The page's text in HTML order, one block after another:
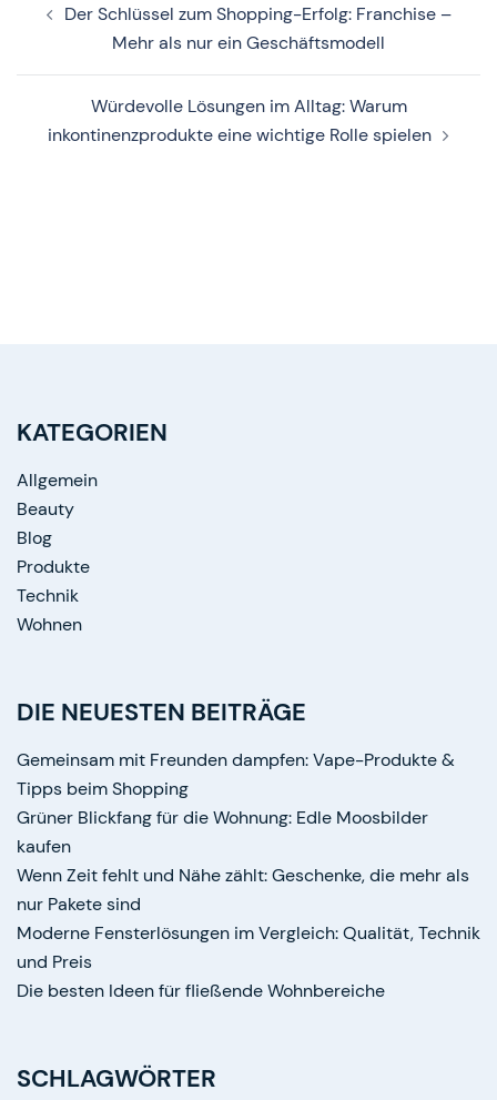
Der Schlüssel zum Shopping-Erfolg: Franchise –
Mehr als nur ein Geschäftsmodell
Würdevolle Lösungen im Alltag: Warum
inkontinenzprodukte eine wichtige Rolle spielen
KATEGORIEN
Allgemein
Beauty
Blog
Produkte
Technik
Wohnen
DIE NEUESTEN BEITRÄGE
Gemeinsam mit Freunden dampfen: Vape-Produkte &
Tipps beim Shopping
Grüner Blickfang für die Wohnung: Edle Moosbilder
kaufen
Wenn Zeit fehlt und Nähe zählt: Geschenke, die mehr als
nur Pakete sind
Moderne Fensterlösungen im Vergleich: Qualität, Technik
und Preis
Die besten Ideen für fließende Wohnbereiche
SCHLAGWÖRTER